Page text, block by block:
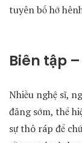
tuyên bố hớ
Biên tập
Nhiều nghệ sĩ,
đăng sớm, thể
sự thô ráp để